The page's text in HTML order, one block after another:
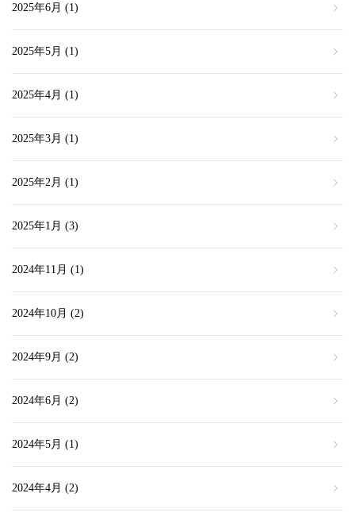
2025年6月 (1)
2025年5月 (1)
2025年4月 (1)
2025年3月 (1)
2025年2月 (1)
2025年1月 (3)
2024年11月 (1)
2024年10月 (2)
2024年9月 (2)
2024年6月 (2)
2024年5月 (1)
2024年4月 (2)